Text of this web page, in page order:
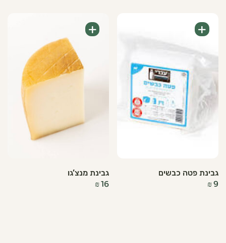
גבינת פטה כבשים
₪9
+
גבינת מנצ’גו
₪16
+